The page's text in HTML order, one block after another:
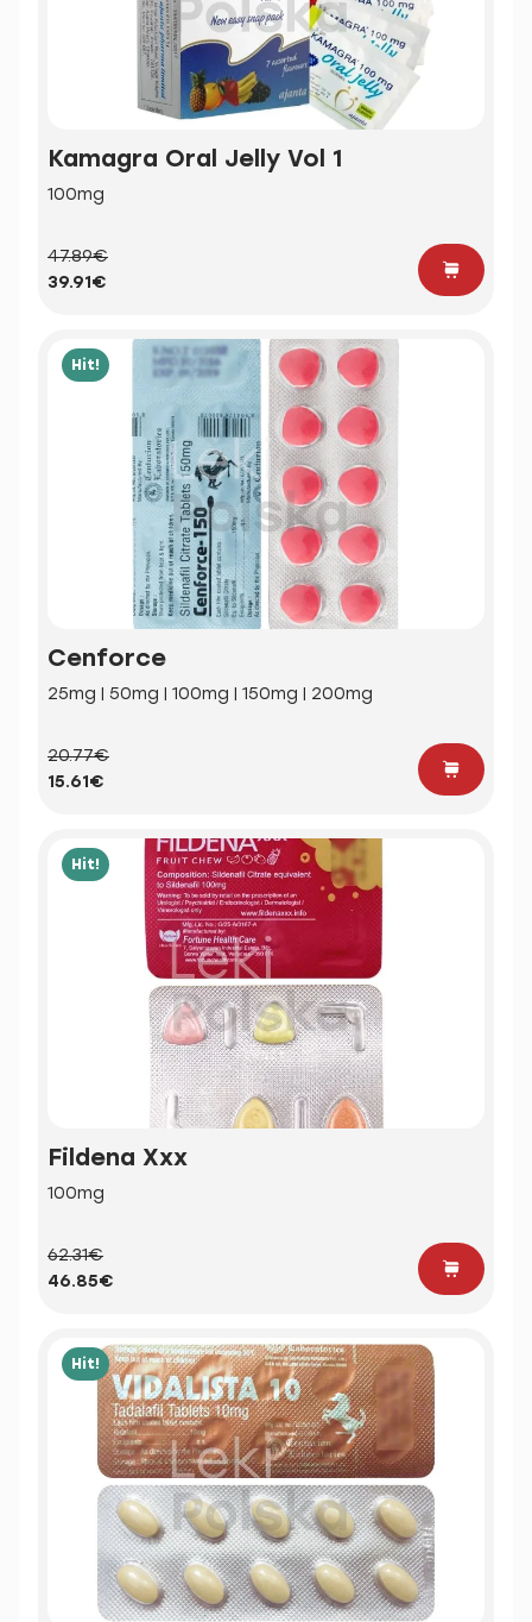
Kamagra Oral Jelly Vol 1
100mg
47.89€
39.91€
Hit!
Cenforce
25mg | 50mg | 100mg | 150mg | 200mg
20.77€
15.61€
Hit!
Fildena Xxx
100mg
62.31€
46.85€
Hit!